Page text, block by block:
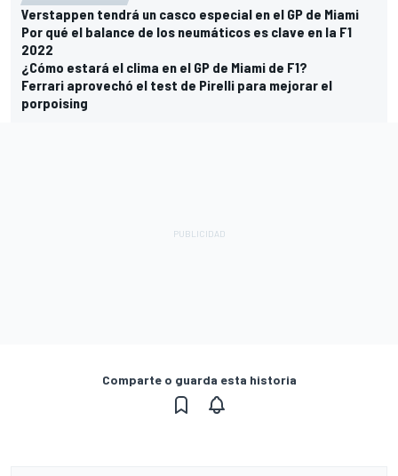
Verstappen tendrá un casco especial en el GP de Miami
Por qué el balance de los neumáticos es clave en la F1
2022
¿Cómo estará el clima en el GP de Miami de F1?
Ferrari aprovechó el test de Pirelli para mejorar el
porpoising
Comparte o guarda esta historia